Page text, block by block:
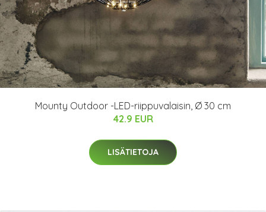
Mounty Outdoor -LED-riippuvalaisin, Ø 30 cm
42.9 EUR
LISÄTIETOJA